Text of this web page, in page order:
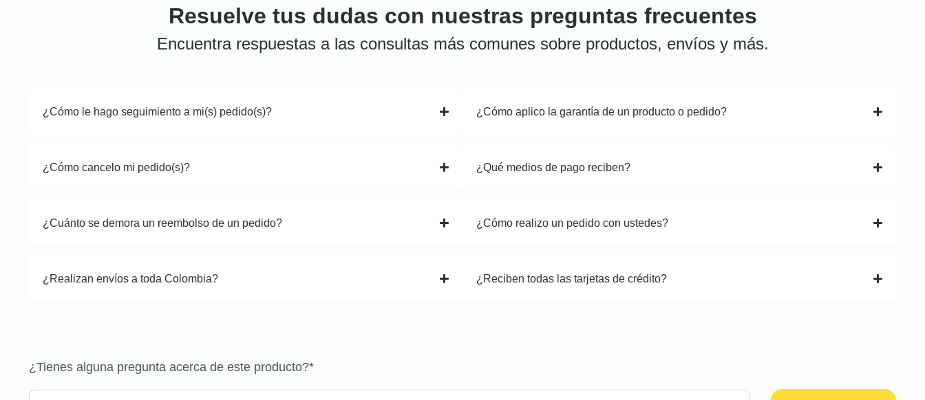
Resuelve tus dudas con nuestras preguntas frecuentes
Encuentra respuestas a las consultas más comunes sobre productos, envíos y más.
¿Cómo le hago seguimiento a mi(s) pedido(s)?
¿Cómo cancelo mi pedido(s)?
¿Cuánto se demora un reembolso de un pedido?
¿Realizan envíos a toda Colombia?
¿Cómo aplico la garantía de un producto o pedido?
¿Qué medios de pago reciben?
¿Cómo realizo un pedido con ustedes?
¿Reciben todas las tarjetas de crédito?
¿Tienes alguna pregunta acerca de este producto?*